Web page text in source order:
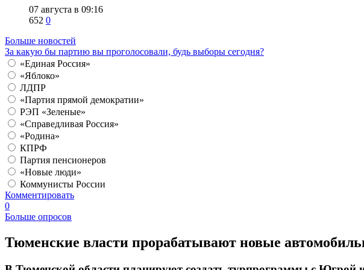
07 августа в 09:16
652 0
Больше новостей
За какую бы партию вы проголосовали, будь выборы сегодня?
«Единая Россия»
«Яблоко»
ЛДПР
«Партия прямой демократии»
РЭП «Зеленые»
«Справедливая Россия»
«Родина»
КПРФ
Партия пенсионеров
«Новые люди»
Коммунисты России
Комментировать
0
Больше опросов
​Тюменские власти прорабатывают новые